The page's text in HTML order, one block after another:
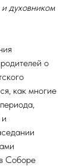
духовником
о
как многие
Соборе